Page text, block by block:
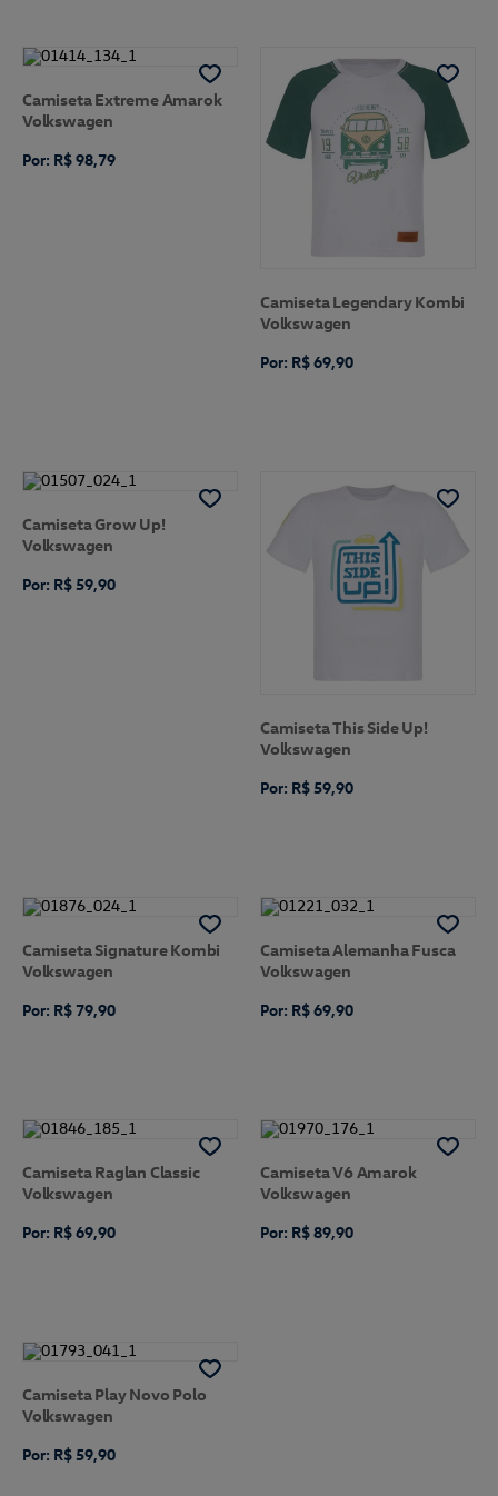
Camiseta Extreme Amarok
Volkswagen
Por: R$ 98,79
Camiseta Legendary Kombi
Volkswagen
Por: R$ 69,90
Camiseta Grow Up!
Volkswagen
Por: R$ 59,90
Camiseta This Side Up!
Volkswagen
Por: R$ 59,90
Camiseta Signature Kombi
Volkswagen
Por: R$ 79,90
Camiseta Alemanha Fusca
Volkswagen
Por: R$ 69,90
Camiseta Raglan Classic
Volkswagen
Por: R$ 69,90
Camiseta V6 Amarok
Volkswagen
Por: R$ 89,90
Camiseta Play Novo Polo
Volkswagen
Por: R$ 59,90